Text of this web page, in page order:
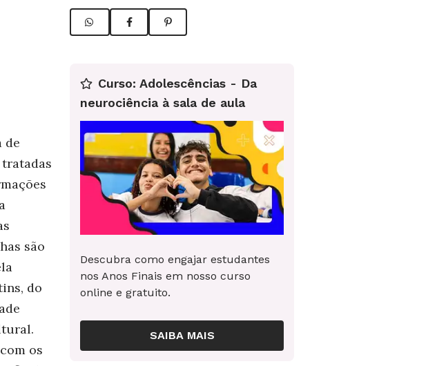
de
são
do
os
Curso: Adolescências - Da
neurociência à sala de aula
Descubra como engajar estudantes
nos Anos Finais em nosso curso
online e gratuito.
SAIBA MAIS